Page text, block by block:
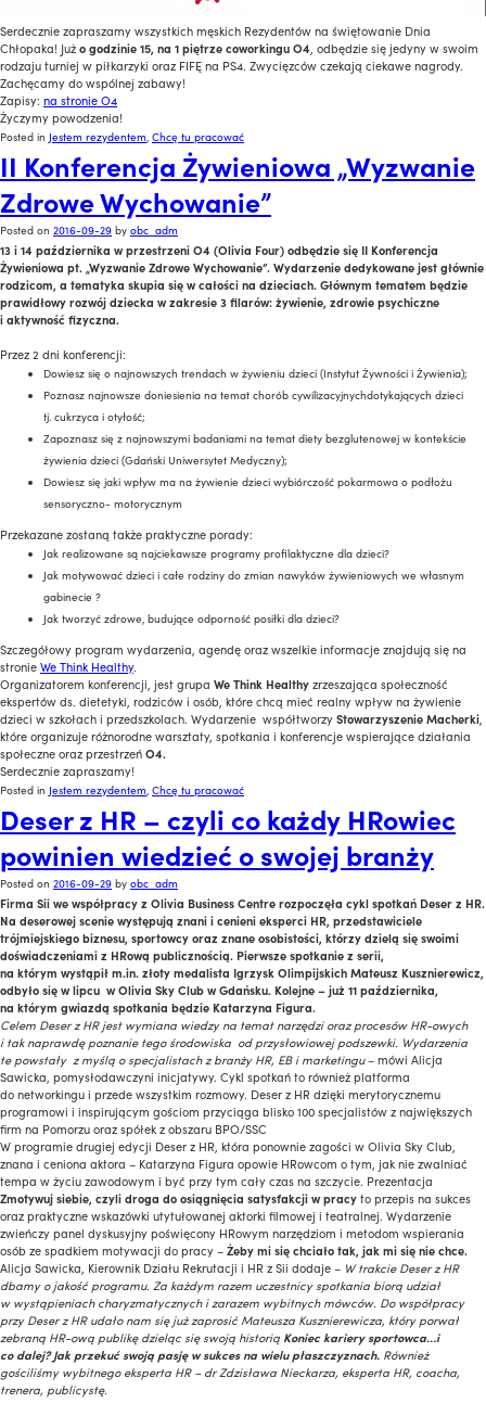
Serdecznie zapraszamy wszystkich męskich Rezydentów na świętowanie Dnia
Chłopaka! Jużo godzinie 15, na 1 piętrze coworkingu O4, odbędzie się jedyny w swoim
rodzaju turniej w piłkarzyki oraz FIFĘ na PS4. Zwycięzców czekają ciekawe nagrody.
Zachęcamy do wspólnej zabawy!
Zapisy: na stronie O4
Życzymy powodzenia!
Posted in Jestem rezydentem, Chcę tu pracować
II Konferencja Żywieniowa „Wyzwanie
Zdrowe Wychowanie”
Posted on 2016-09-29 by obc_adm
13 i 14 października w przestrzeni O4 (Olivia Four) odbędzie się II Konferencja
Żywieniowa pt. „Wyzwanie Zdrowe Wychowanie”. Wydarzenie dedykowane jest głównie
rodzicom, a tematyka skupia się w całości na dzieciach. Głównym tematem będzie
prawidłowy rozwój dziecka w zakresie 3 filarów: żywienie, zdrowie psychiczne
i aktywność fizyczna.
Przez 2 dni konferencji:
Dowiesz się o najnowszych trendach w żywieniu dzieci (Instytut Żywności i Żywienia);
Poznasz najnowsze doniesienia na temat chorób cywilizacyjnychdotykających dzieci
tj. cukrzyca i otyłość;
Zapoznasz się z najnowszymi badaniami na temat diety bezglutenowej w kontekście
żywienia dzieci (Gdański Uniwersytet Medyczny);
Dowiesz się jaki wpływ ma na żywienie dzieci wybiórczość pokarmowa o podłożu
sensoryczno- motorycznym
Przekazane zostaną także praktyczne porady:
Jak realizowane są najciekawsze programy profilaktyczne dla dzieci?
Jak motywować dzieci i całe rodziny do zmian nawyków żywieniowych we własnym
gabinecie ?
Jak tworzyć zdrowe, budujące odporność posiłki dla dzieci?
Szczegółowy program wydarzenia, agendę oraz wszelkie informacje znajdują się na
stronieWe Think Healthy.
Organizatorem konferencji, jest grupa We Think Healthyzrzeszająca społeczność
ekspertów ds. dietetyki, rodziców i osób, które chcą mieć realny wpływ na żywienie
dzieci w szkołach i przedszkolach. Wydarzenie współtworzyStowarzyszenie Macherki,
które organizuje różnorodne warsztaty, spotkania i konferencje wspierające działania
społeczne oraz przestrzeńO4.
Serdecznie zapraszamy!
Posted in Jestem rezydentem, Chcę tu pracować
Deser z HR – czyli co każdy HRowiec
powinien wiedzieć o swojej branży
Posted on 2016-09-29 by obc_adm
Firma Sii we współpracy z Olivia Business Centre rozpoczęła cykl spotkań Deser z HR.
Na deserowej scenie występują znani i cenieni eksperci HR, przedstawiciele
trójmiejskiego biznesu, sportowcy oraz znane osobistości, którzy dzielą się swoimi
doświadczeniami z HRową publicznością. Pierwsze spotkanie z serii,
na którym wystąpił m.in. złoty medalista Igrzysk Olimpijskich Mateusz Kusznierewicz,
odbyło się w lipcu w Olivia Sky Club w Gdańsku. Kolejne – już 11 października,
na którym gwiazdą spotkania będzie Katarzyna Figura.
Celem Deser z HR jest wymiana wiedzy na temat narzędzi oraz procesów HR-owych
i tak naprawdę poznanie tego środowiska od przysłowiowej podszewki. Wydarzenia
te powstały z myślą o specjalistach z branży HR, EB i marketingu– mówi Alicja
Sawicka, pomysłodawczyni inicjatywy. Cykl spotkań to również platforma
do networkingu i przede wszystkim rozmowy. Deser z HR dzięki merytorycznemu
programowi i inspirującym gościom przyciąga blisko 100 specjalistów z największych
firm na Pomorzu oraz spółek z obszaru BPO/SSC
W programie drugiej edycji Deser z HR, która ponownie zagości w Olivia Sky Club,
znana i ceniona aktora – Katarzyna Figura opowie HRowcom o tym, jak nie zwalniać
tempa w życiu zawodowym i być przy tym cały czas na szczycie. Prezentacja
Zmotywuj siebie, czyli droga do osiągnięcia satysfakcji w pracyto przepis na sukces
oraz praktyczne wskazówki utytułowanej aktorki filmowej i teatralnej. Wydarzenie
zwieńczy panel dyskusyjny poświęcony HRowym narzędziom i metodom wspierania
osób ze spadkiem motywacji do pracy –Żeby mi się chciało tak, jak mi się nie chce.
Alicja Sawicka, Kierownik Działu Rekrutacji i HR z Sii dodaje – W trakcie Deser z HR
dbamy o jakość programu. Za każdym razem uczestnicy spotkania biorą udział
w wystąpieniach charyzmatycznych i zarazem wybitnych mówców. Do współpracy
przy Deser z HR udało nam się już zaprosić Mateusza Kusznierewicza, który porwał
zebraną HR-ową publikę dzieląc się swoją historią Koniec kariery sportowca…i
co dalej? Jak przekuć swoją pasję w sukces na wielu płaszczyznach. Również
gościliśmy wybitnego eksperta HR – dr Zdzisława Nieckarza, eksperta HR, coacha,
trenera, publicystę.